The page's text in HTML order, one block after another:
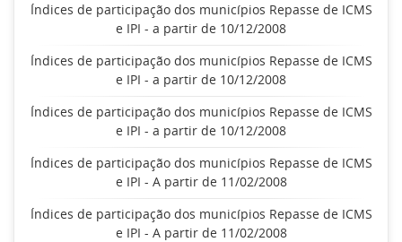
Índices de participação dos municípios Repasse de ICMS
e IPI - a partir de 10/12/2008
Índices de participação dos municípios Repasse de ICMS
e IPI - a partir de 10/12/2008
Índices de participação dos municípios Repasse de ICMS
e IPI - a partir de 10/12/2008
Índices de participação dos municípios Repasse de ICMS
e IPI - A partir de 11/02/2008
Índices de participação dos municípios Repasse de ICMS
e IPI - A partir de 11/02/2008